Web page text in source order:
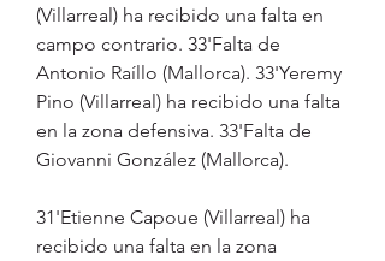
(Villarreal) ha recibido una falta en
campo contrario. 33'Falta de
Antonio Raíllo (Mallorca). 33'Yeremy
Pino (Villarreal) ha recibido una falta
en la zona defensiva. 33'Falta de
Giovanni González (Mallorca).
31'Etienne Capoue (Villarreal) ha
recibido una falta en la zona